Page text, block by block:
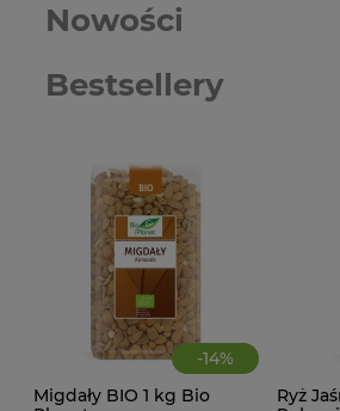
Nowości
Bestsellery
-14%
Migdały BIO 1 kg Bio
Ryż